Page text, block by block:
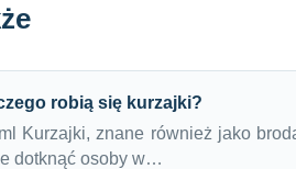
robią się kurzajki?
Kurzajki, znane również jako
dotknąć osoby w…